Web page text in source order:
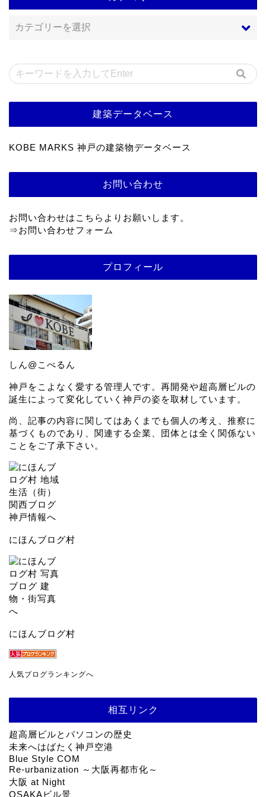
建築データベース
KOBE MARKS 神戸の建築物データベース
お問い合わせ
お問い合わせはこちらよりお願いします。
⇒お問い合わせフォーム
プロフィール
しん@こべるん
神戸をこよなく愛する管理人です。再開発や超高層ビルの
誕生によって変化していく神戸の姿を取材しています。
尚、記事の内容に関してはあくまでも個人の考え、推察に
基づくものであり、関連する企業、団体とは全く関係ない
ことをご了承下さい。
にほんブログ村
にほんブログ村
人気ブログランキングへ
相互リンク
超高層ビルとパソコンの歴史
未来へはばたく神戸空港
Blue Style COM
Re-urbanization ～大阪再都市化～
大阪 at Night
OSAKAビル景